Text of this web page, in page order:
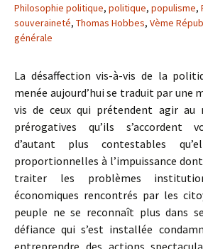
Philosophie politique, politique, populisme,
souveraineté, Thomas Hobbes, Vème
générale
La désaffection vis-à-vis de la
menée aujourd’hui se traduit par une
vis de ceux qui prétendent agir au
prérogatives qu’ils s’accordent
d’autant plus contestables
proportionnelles à l’impuissance
traiter les problèmes
économiques rencontrés par les
peuple ne se reconnaît plus dans
défiance qui s’est installée
entreprendre des actions